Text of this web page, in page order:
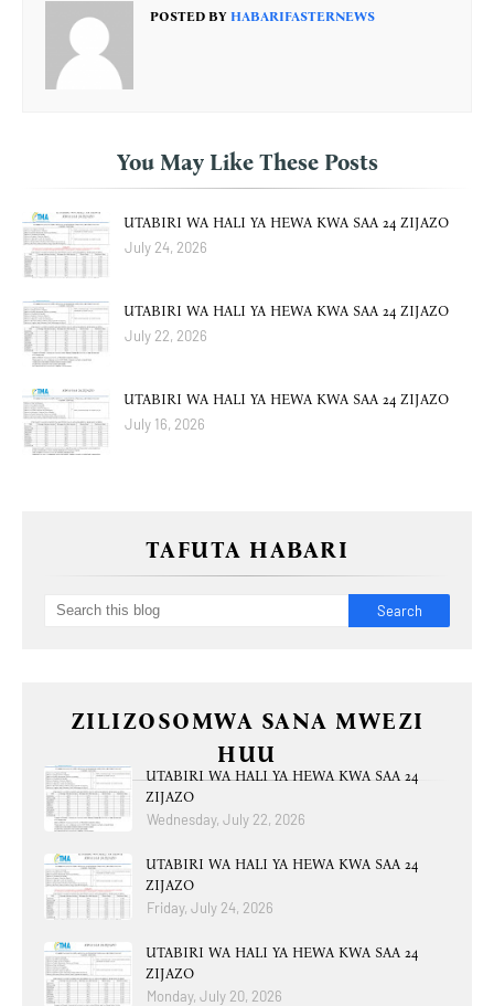
POSTED BY HABARIFASTERNEWS
You May Like These Posts
UTABIRI WA HALI YA HEWA KWA SAA 24 ZIJAZO
July 24, 2026
UTABIRI WA HALI YA HEWA KWA SAA 24 ZIJAZO
July 22, 2026
UTABIRI WA HALI YA HEWA KWA SAA 24 ZIJAZO
July 16, 2026
TAFUTA HABARI
ZILIZOSOMWA SANA MWEZI
HUU
UTABIRI WA HALI YA HEWA KWA SAA 24
ZIJAZO
Wednesday, July 22, 2026
UTABIRI WA HALI YA HEWA KWA SAA 24
ZIJAZO
Friday, July 24, 2026
UTABIRI WA HALI YA HEWA KWA SAA 24
ZIJAZO
Monday, July 20, 2026